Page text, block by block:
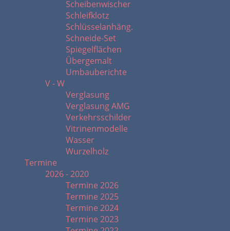
Scheibenwischer
Schleifklotz
Schlüsselanhäng.
Schneide-Set
Spiegelflächen
Übergemalt
Umbauberichte
V - W
Verglasung
Verglasung AMG
Verkehrsschilder
Vitrinenmodelle
Wasser
Wurzelholz
Termine
2026 - 2020
Termine 2026
Termine 2025
Termine 2024
Termine 2023